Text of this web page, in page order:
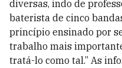
diversas, indo de
baterista de cinco
princípio ensinado por
trabalho mais
tratá-lo como tal.” As